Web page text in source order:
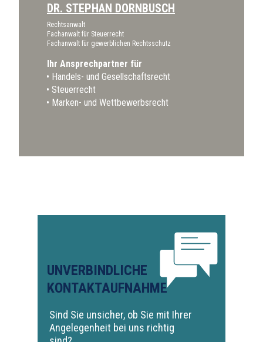
DR. STEPHAN DORNBUSCH
Rechtsanwalt
Fachanwalt für Steuerrecht
Fachanwalt für gewerblichen Rechtsschutz
Ihr Ansprechpartner für
Handels- und Gesellschaftsrecht
Steuerrecht
Marken- und Wettbewerbsrecht
UNVERBINDLICHE
KONTAKTAUFNAHME
Sind Sie unsicher, ob Sie mit Ihrer
Angelegenheit bei uns richtig